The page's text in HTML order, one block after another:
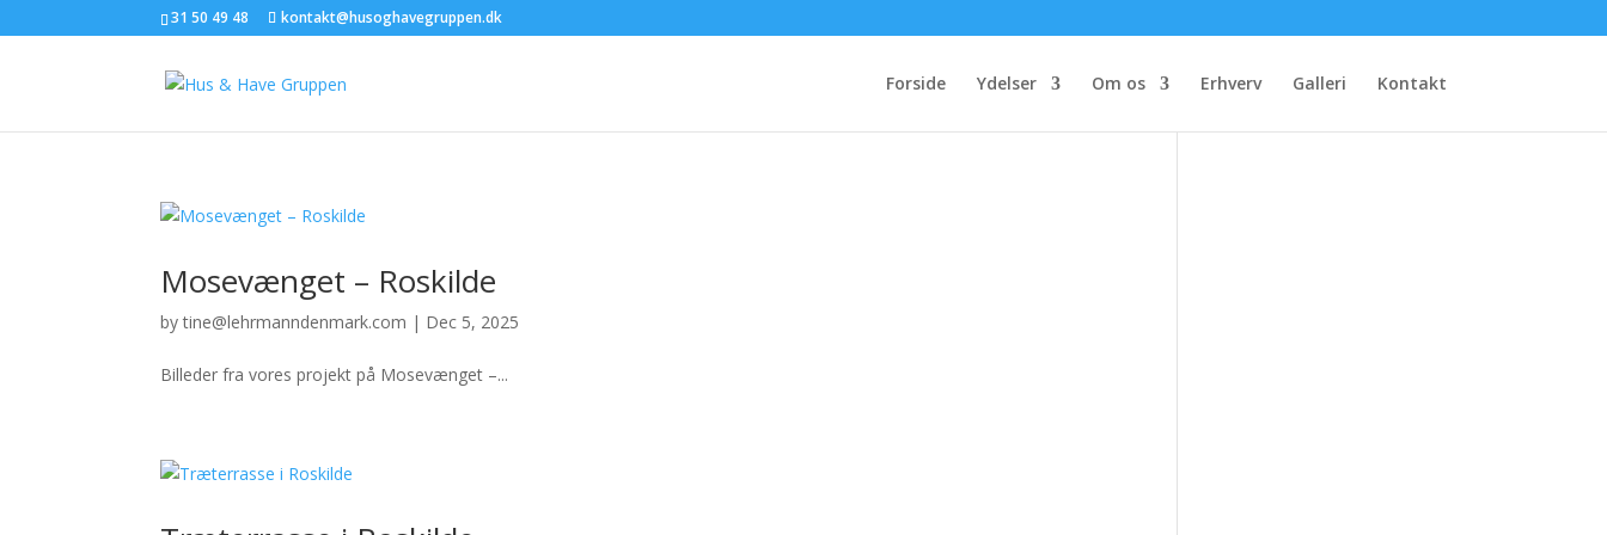
31 50 49 48 kontakt@husoghavegruppen.dk
Forside Ydelser Om os Erhverv Galleri Kontakt
Mosevænget – Roskilde
bytine@lehrmanndenmark.com | Dec 5, 2025
Billeder fra vores projekt på Mosevænget –...